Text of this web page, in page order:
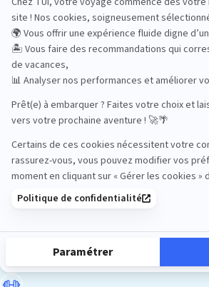
Road Trips
Safari
Sénior